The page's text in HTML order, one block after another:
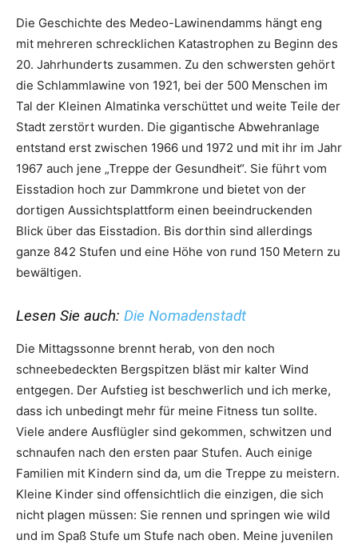
Die Geschichte des Medeo-Lawinendamms hängt eng
mit mehreren schrecklichen Katastrophen zu Beginn des
20. Jahrhunderts zusammen. Zu den schwersten gehört
die Schlammlawine von 1921, bei der 500 Menschen im
Tal der Kleinen Almatinka verschüttet und weite Teile der
Stadt zerstört wurden. Die gigantische Abwehranlage
entstand erst zwischen 1966 und 1972 und mit ihr im Jahr
1967 auch jene „Treppe der Gesundheit“. Sie führt vom
Eisstadion hoch zur Dammkrone und bietet von der
dortigen Aussichtsplattform einen beeindruckenden
Blick über das Eisstadion. Bis dorthin sind allerdings
ganze 842 Stufen und eine Höhe von rund 150 Metern zu
bewältigen.
Lesen Sie auch: Die Nomadenstadt
Die Mittagssonne brennt herab, von den noch
schneebedeckten Bergspitzen bläst mir kalter Wind
entgegen. Der Aufstieg ist beschwerlich und ich merke,
dass ich unbedingt mehr für meine Fitness tun sollte.
Viele andere Ausflügler sind gekommen, schwitzen und
schnaufen nach den ersten paar Stufen. Auch einige
Familien mit Kindern sind da, um die Treppe zu meistern.
Kleine Kinder sind offensichtlich die einzigen, die sich
nicht plagen müssen: Sie rennen und springen wie wild
und im Spaß Stufe um Stufe nach oben. Meine juvenilen